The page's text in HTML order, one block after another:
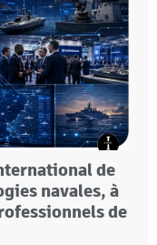
de
navales, à
de